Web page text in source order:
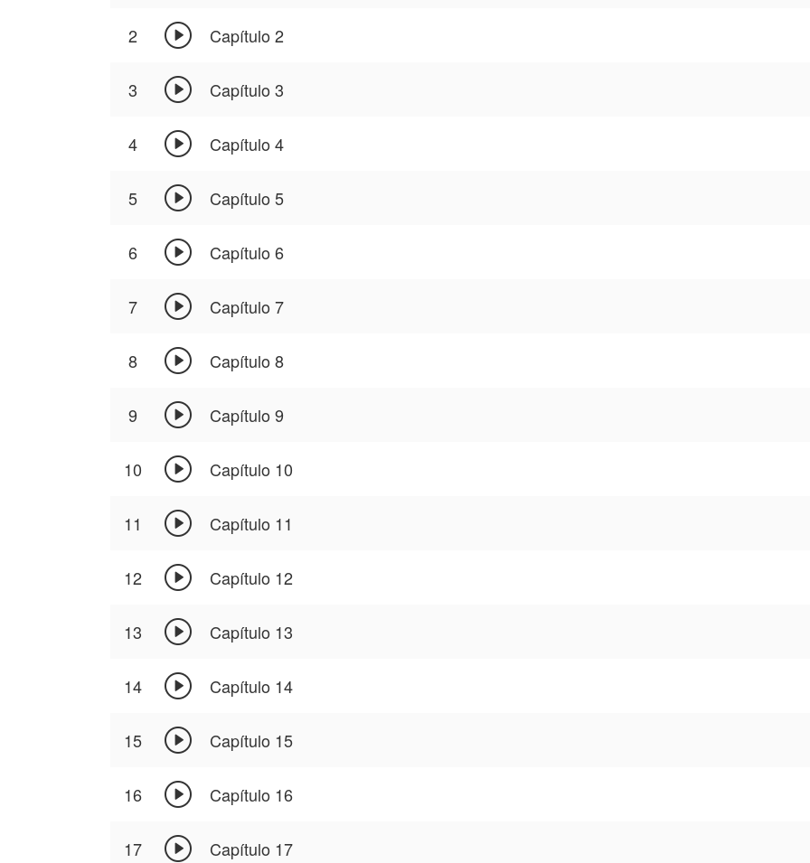
2  Capítulo 2
3  Capítulo 3
4  Capítulo 4
5  Capítulo 5
6  Capítulo 6
7  Capítulo 7
8  Capítulo 8
9  Capítulo 9
10  Capítulo 10
11  Capítulo 11
12  Capítulo 12
13  Capítulo 13
14  Capítulo 14
15  Capítulo 15
16  Capítulo 16
17  Capítulo 17